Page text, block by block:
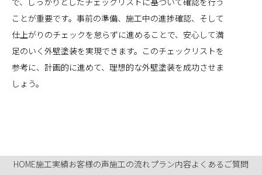
ことが重要です。事前の準備、施工中の進捗確認、そして
仕上がりのチェックを怠らずに進めることで、安心して満
足のいく外壁塗装を実現できます。このチェックリストを
参考に、計画的に進めて、理想的な外壁塗装を成功させま
しょう。
HOME施工実績お客様の声施工の流れプラン内容よくあるご質問